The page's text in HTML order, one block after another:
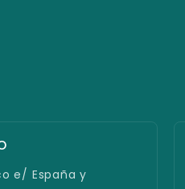
Talavera